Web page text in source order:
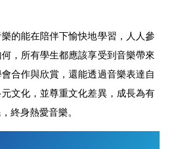
的能在陪伴下愉快地學習，人人參
，所有學生都應該享受到音樂帶來
合作與欣賞，還能透過音樂表達自
文化，並尊重文化差異，成長為有
終身熱愛音樂。